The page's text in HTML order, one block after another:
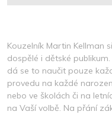
1.
Kouzelník Martin Kellman
dospělé i dětské
dá se to naučit pouze
provedu na každé
nebo ve školách či na
na Vaší volbě. Na přání